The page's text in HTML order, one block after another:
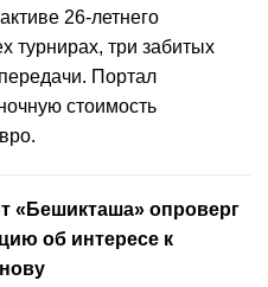
26-летнего
турнирах, три забитых
Портал
стоимость
«Бешикташа» опроверг
об интересе к